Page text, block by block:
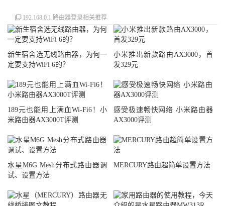
192.168.0.1.路由器登录相关推荐
新生宿舍选无线路由器，为何一
定要支持WiFi 6的？
小米推出新款路由AX3000，首
发329元
189元也能用上满血Wi-Fi6！小
米路由器AX3000T评测
感受极速畅快网络 小米路由器
AX3000评测
水星M6G Mesh分布式路由器调
试、设置方法
MERCURY路由超简单设置方法